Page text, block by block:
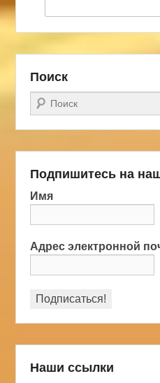
Поиск
Поиск
Подпишитесь на
Имя
Адрес электронной
Наши ссылки